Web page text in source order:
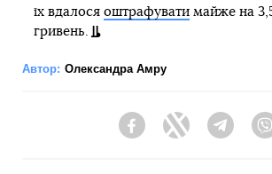
їх вдалося оштрафуватимайже на
гривень.
Автор: Олександра Амру
FacebookTwitter